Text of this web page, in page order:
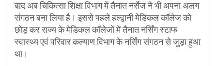
बाद अब चिकित्सा शिक्षा विभाग में तैनात नर्सेज ने भी अपना अलग
संगठन बना लिया है। इससे पहले हल्द्वानी मेडिकल कॉलेज को
छोड़ कर राज्य के मेडिकल कॉलेजों में तैनात नर्सिंग स्टाफ
स्वास्थ्य एवं परिवार कल्याण विभाग के नर्सिंग संगठन से जुड़ा हुआ
था।